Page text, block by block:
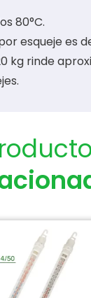
80°C.
esqueje es
kg rinde